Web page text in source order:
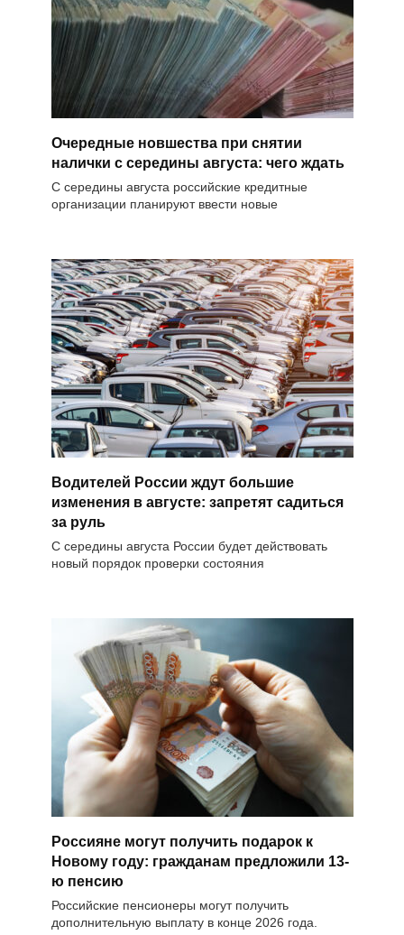
Очередные новшества при снятии
налички с середины августа: чего ждать
С середины августа российские кредитные
организации планируют ввести новые
Водителей России ждут большие
изменения в августе: запретят садиться
за руль
С середины августа России будет действовать
новый порядок проверки состояния
Россияне могут получить подарок к
Новому году: гражданам предложили 13-
ю пенсию
Российские пенсионеры могут получить
дополнительную выплату в конце 2026 года.